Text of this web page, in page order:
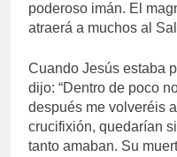
poderoso imán. El
atraerá a muchos al
Cuando Jesús estaba
dijo: “Dentro de poco
después me volveréis
crucifixión, quedarían
tanto amaban. Su